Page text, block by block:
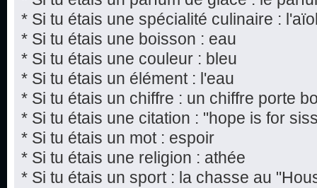
* Si tu étais une spécialité culinaire :
* Si tu étais une boisson : eau
* Si tu étais une couleur : bleu
* Si tu étais un élément : l'eau
* Si tu étais un chiffre : un chiffre porte
* Si tu étais une citation : "hope is for
* Si tu étais un mot : espoir
* Si tu étais une religion : athée
* Si tu étais un sport : la chasse au